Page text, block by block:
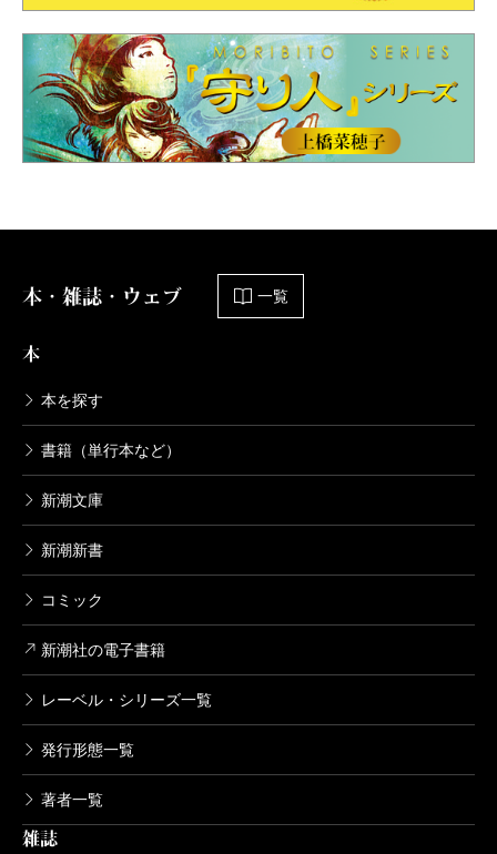
本・雑誌・ウェブ 一覧
本
本を探す
書籍（単行本など）
新潮文庫
新潮新書
コミック
新潮社の電子書籍
レーベル・シリーズ一覧
発行形態一覧
著者一覧
雑誌